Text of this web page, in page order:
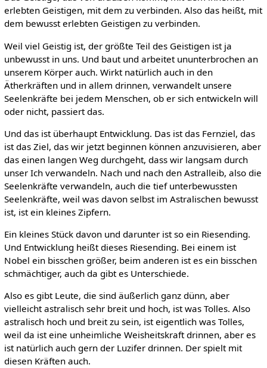
erlebten Geistigen, mit dem zu verbinden. Also das heißt, mit
dem bewusst erlebten Geistigen zu verbinden.
Weil viel Geistig ist, der größte Teil des Geistigen ist ja
unbewusst in uns. Und baut und arbeitet ununterbrochen an
unserem Körper auch. Wirkt natürlich auch in den
Ätherkräften und in allem drinnen, verwandelt unsere
Seelenkräfte bei jedem Menschen, ob er sich entwickeln will
oder nicht, passiert das.
Und das ist überhaupt Entwicklung. Das ist das Fernziel, das
ist das Ziel, das wir jetzt beginnen können anzuvisieren, aber
das einen langen Weg durchgeht, dass wir langsam durch
unser Ich verwandeln. Nach und nach den Astralleib, also die
Seelenkräfte verwandeln, auch die tief unterbewussten
Seelenkräfte, weil was davon selbst im Astralischen bewusst
ist, ist ein kleines Zipfern.
Ein kleines Stück davon und darunter ist so ein Riesending.
Und Entwicklung heißt dieses Riesending. Bei einem ist
Nobel ein bisschen größer, beim anderen ist es ein bisschen
schmächtiger, auch da gibt es Unterschiede.
Also es gibt Leute, die sind äußerlich ganz dünn, aber
vielleicht astralisch sehr breit und hoch, ist was Tolles. Also
astralisch hoch und breit zu sein, ist eigentlich was Tolles,
weil da ist eine unheimliche Weisheitskraft drinnen, aber es
ist natürlich auch gern der Luzifer drinnen. Der spielt mit
diesen Kräften auch.